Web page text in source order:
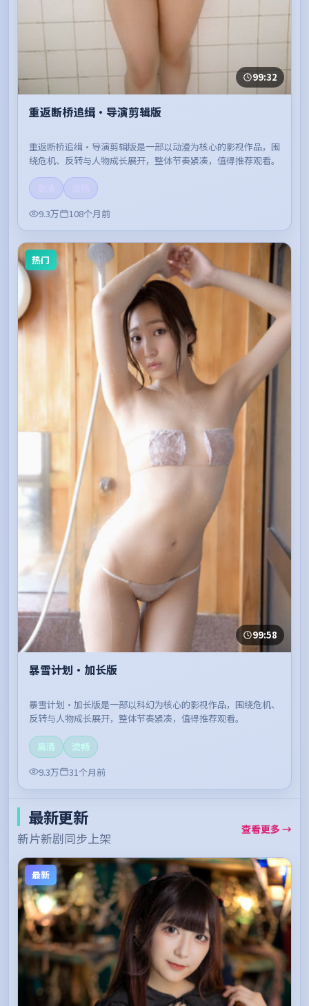
99:32
重返断桥追缉·导演剪辑版
重返断桥追缉·导演剪辑版是一部以动漫为核心的影视作品，围
绕危机、反转与人物成长展开，整体节奏紧凑，值得推荐观看。
9.3万
108个月前
热门
99:58
暴雪计划·加长版
暴雪计划·加长版是一部以科幻为核心的影视作品，围绕危机、
反转与人物成长展开，整体节奏紧凑，值得推荐观看。
高清
流畅
9.3万
31个月前
最新更新
新片新剧同步上架
查看更多 →
最新